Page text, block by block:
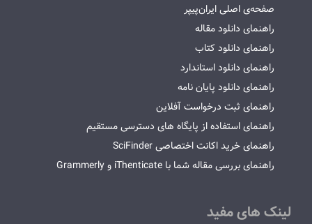
صفحه‌ی اصلی ایران‌پیپر
راهنمای دانلود مقاله
راهنمای دانلود کتاب
راهنمای دانلود استاندارد
راهنمای دانلود پایان نامه
راهنمای ثبت درخواست آفلاین
راهنمای استفاده از پایگاه های دسترسی مستقیم
راهنمای خرید اکانت اختصاصی SciFinder
راهنمای بررسی مقاله شما با iThenticate و Grammerly
لینک های مفید